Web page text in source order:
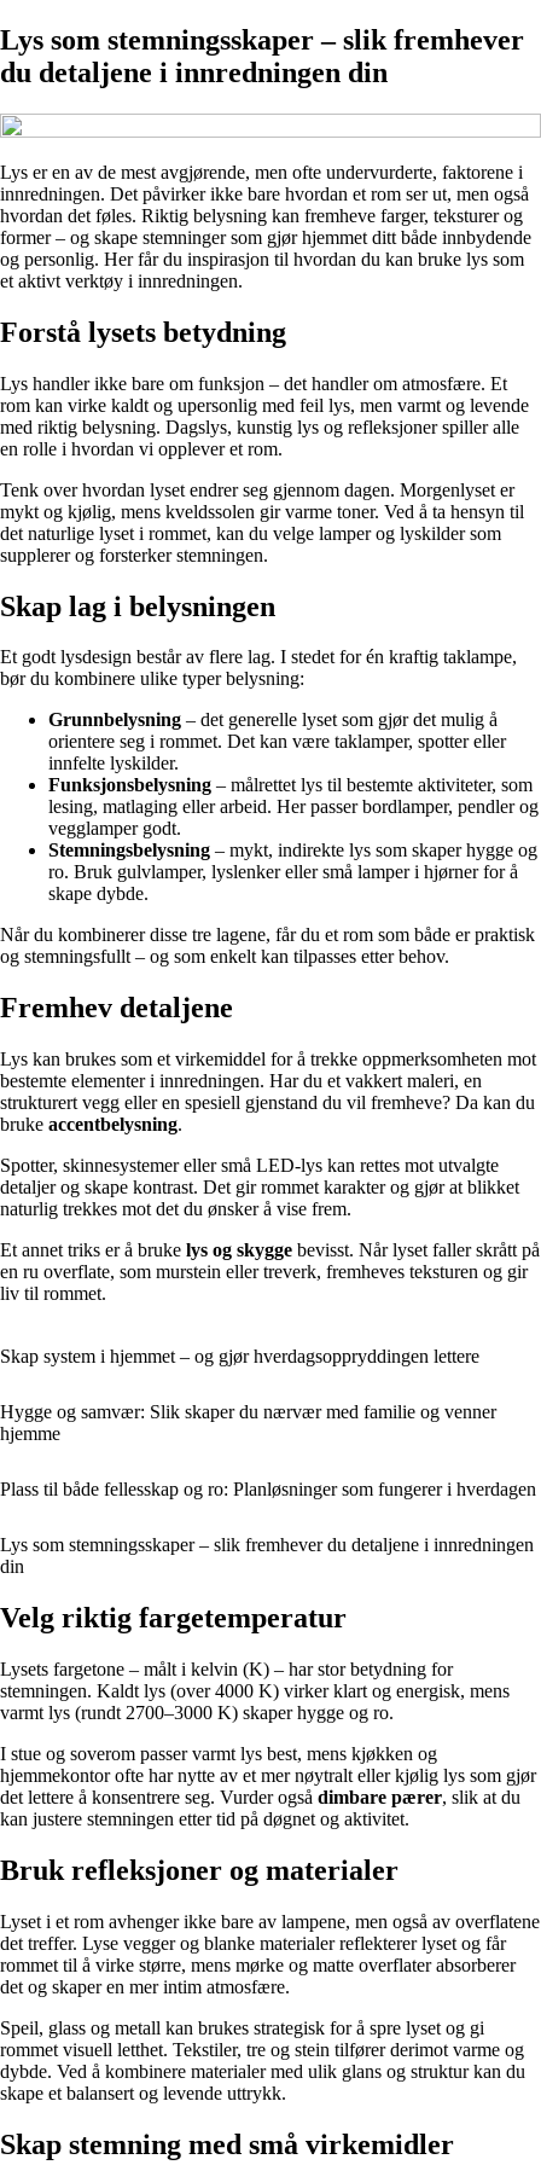
Lys som stemningsskaper – slik fremhever
du detaljene i innredningen din
Lys er en av de mest avgjørende, men ofte undervurderte, faktorene i
innredningen. Det påvirker ikke bare hvordan et rom ser ut, men også
hvordan det føles. Riktig belysning kan fremheve farger, teksturer og
former – og skape stemninger som gjør hjemmet ditt både innbydende
og personlig. Her får du inspirasjon til hvordan du kan bruke lys som
et aktivt verktøy i innredningen.
Forstå lysets betydning
Lys handler ikke bare om funksjon – det handler om atmosfære. Et
rom kan virke kaldt og upersonlig med feil lys, men varmt og levende
med riktig belysning. Dagslys, kunstig lys og refleksjoner spiller alle
en rolle i hvordan vi opplever et rom.
Tenk over hvordan lyset endrer seg gjennom dagen. Morgenlyset er
mykt og kjølig, mens kveldssolen gir varme toner. Ved å ta hensyn til
det naturlige lyset i rommet, kan du velge lamper og lyskilder som
supplerer og forsterker stemningen.
Skap lag i belysningen
Et godt lysdesign består av flere lag. I stedet for én kraftig taklampe,
bør du kombinere ulike typer belysning:
Grunnbelysning – det generelle lyset som gjør det mulig å
orientere seg i rommet. Det kan være taklamper, spotter eller
innfelte lyskilder.
Funksjonsbelysning – målrettet lys til bestemte aktiviteter, som
lesing, matlaging eller arbeid. Her passer bordlamper, pendler og
vegglamper godt.
Stemningsbelysning – mykt, indirekte lys som skaper hygge og
ro. Bruk gulvlamper, lyslenker eller små lamper i hjørner for å
skape dybde.
Når du kombinerer disse tre lagene, får du et rom som både er praktisk
og stemningsfullt – og som enkelt kan tilpasses etter behov.
Fremhev detaljene
Lys kan brukes som et virkemiddel for å trekke oppmerksomheten mot
bestemte elementer i innredningen. Har du et vakkert maleri, en
strukturert vegg eller en spesiell gjenstand du vil fremheve? Da kan du
bruke accentbelysning.
Spotter, skinnesystemer eller små LED-lys kan rettes mot utvalgte
detaljer og skape kontrast. Det gir rommet karakter og gjør at blikket
naturlig trekkes mot det du ønsker å vise frem.
Et annet triks er å bruke lys og skygge bevisst. Når lyset faller skrått på
en ru overflate, som murstein eller treverk, fremheves teksturen og gir
liv til rommet.
Skap system i hjemmet – og gjør hverdagsoppryddingen lettere
Hygge og samvær: Slik skaper du nærvær med familie og venner
hjemme
Plass til både fellesskap og ro: Planløsninger som fungerer i hverdagen
Lys som stemningsskaper – slik fremhever du detaljene i innredningen
din
Velg riktig fargetemperatur
Lysets fargetone – målt i kelvin (K) – har stor betydning for
stemningen. Kaldt lys (over 4000 K) virker klart og energisk, mens
varmt lys (rundt 2700–3000 K) skaper hygge og ro.
I stue og soverom passer varmt lys best, mens kjøkken og
hjemmekontor ofte har nytte av et mer nøytralt eller kjølig lys som gjør
det lettere å konsentrere seg. Vurder også dimbare pærer, slik at du
kan justere stemningen etter tid på døgnet og aktivitet.
Bruk refleksjoner og materialer
Lyset i et rom avhenger ikke bare av lampene, men også av overflatene
det treffer. Lyse vegger og blanke materialer reflekterer lyset og får
rommet til å virke større, mens mørke og matte overflater absorberer
det og skaper en mer intim atmosfære.
Speil, glass og metall kan brukes strategisk for å spre lyset og gi
rommet visuell letthet. Tekstiler, tre og stein tilfører derimot varme og
dybde. Ved å kombinere materialer med ulik glans og struktur kan du
skape et balansert og levende uttrykk.
Skap stemning med små virkemidler